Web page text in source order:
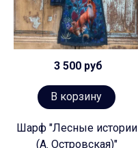
3 500 руб
В корзину
Шарф "Лесные истории
(А. Островская)"